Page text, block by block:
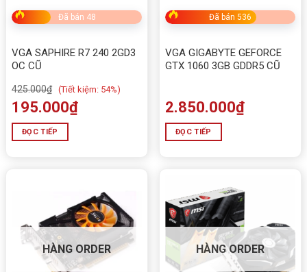
Đã bán 48
VGA SAPHIRE R7 240 2GD3
OC CŨ
425.000₫ (Tiết kiệm: 54%)
195.000₫
ĐỌC TIẾP
Đã bán 536
VGA GIGABYTE GEFORCE
GTX 1060 3GB GDDR5 CŨ
2.850.000₫
ĐỌC TIẾP
HÀNG ORDER HÀNG ORDER